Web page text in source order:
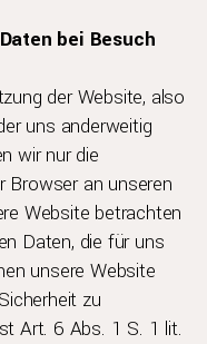
bei Besuch
der Website, also
uns anderweitig
wir nur die
Browser an unseren
Website betrachten
Daten, die für uns
unsere Website
zu
Art. 6 Abs. 1 S. 1 lit.